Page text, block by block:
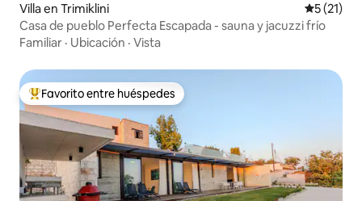
Villa en Trimiklini
5 (21)
Casa de pueblo Perfecta Escapada - sauna y jacuzzi frío
Familiar · Ubicación · Vista
Favorito entre huéspedes preferido
Favorito entre huéspedes